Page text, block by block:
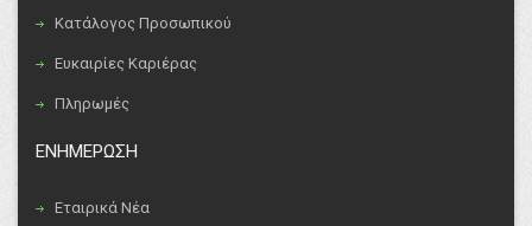
Κατάλογος Προσωπικού
Ευκαιρίες Καριέρας
Πληρωμές
ΕΝΗΜΕΡΩΣΗ
Εταιρικά Νέα